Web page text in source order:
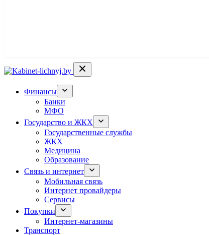
Финансы
Банки
МФО
Государство и ЖКХ
Государственные службы
ЖКХ
Медицина
Образование
Связь и интернет
Мобильная связь
Интернет провайдеры
Сервисы
Покупки
Интернет-магазины
Транспорт